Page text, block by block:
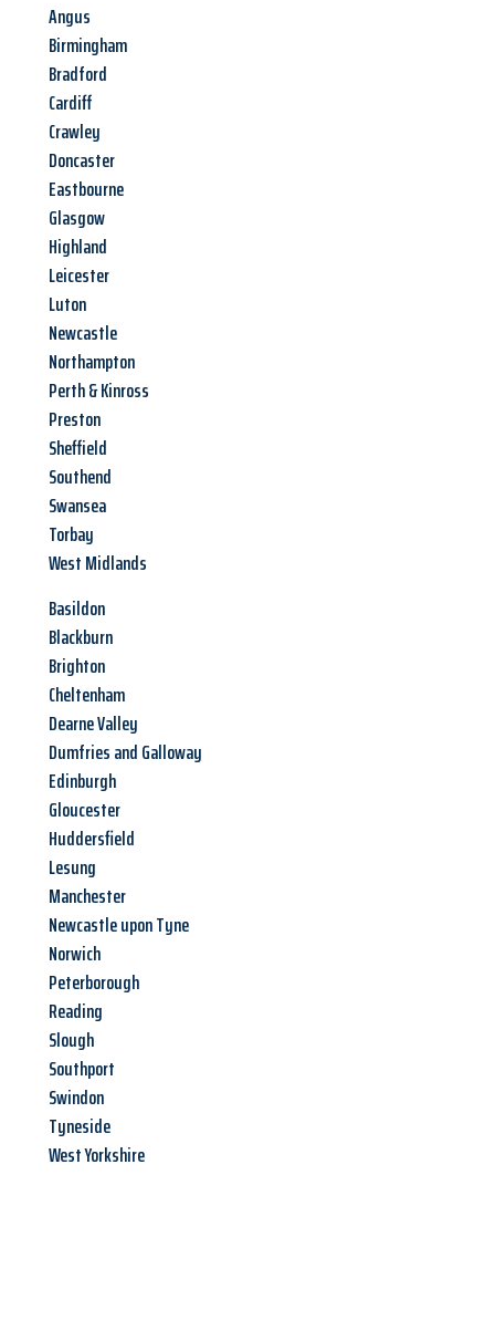
Angus
Birmingham
Bradford
Cardiff
Crawley
Doncaster
Eastbourne
Glasgow
Highland
Leicester
Luton
Newcastle
Northampton
Perth & Kinross
Preston
Sheffield
Southend
Swansea
Torbay
West Midlands
Basildon
Blackburn
Brighton
Cheltenham
Dearne Valley
Dumfries and Galloway
Edinburgh
Gloucester
Huddersfield
Lesung
Manchester
Newcastle upon Tyne
Norwich
Peterborough
Reading
Slough
Southport
Swindon
Tyneside
West Yorkshire